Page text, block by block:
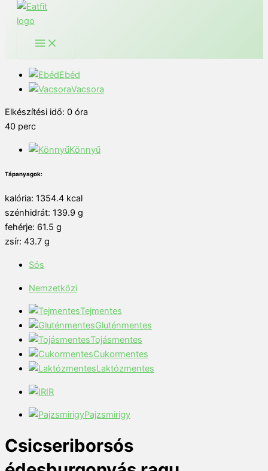
Ebéd
Vacsora
Elkészítési idő: 0 óra
40 perc
Könnyű
Tápanyagok:
kalória: 1354.4 kcal
szénhidrát: 139.9 g
fehérje: 61.5 g
zsír: 43.7 g
Sós
Nemzetközi
Tejmentes
Gluténmentes
Tojásmentes
Cukormentes
Laktózmentes
IR
Pajzsmirigy
Csicseriborsós